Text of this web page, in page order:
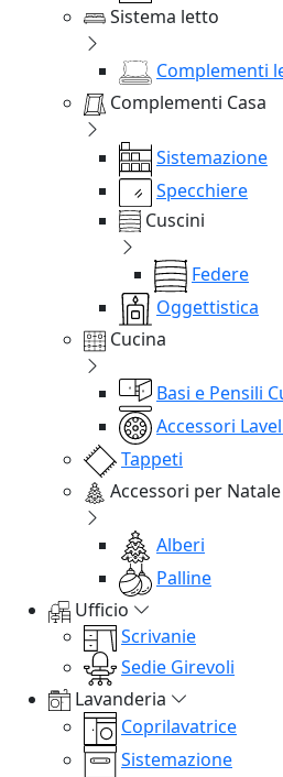
Sistema letto
Complementi
Complementi Casa
Sistemazione
Specchiere
Cuscini
Federe
Oggettistica
Cucina
Basi e Pensili
Accessori
Tappeti
Accessori per Natale
Alberi
Palline
Ufficio
Scrivanie
Sedie Girevoli
Lavanderia
Coprilavatrice
Sistemazione